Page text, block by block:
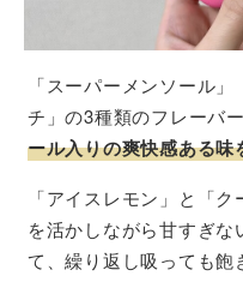
「スーパーメンソール
チ」の3種類のフレーバ
ール入りの爽快感ある
「アイスレモン」と「
を活かしながら甘すぎ
て、繰り返し吸っても飽